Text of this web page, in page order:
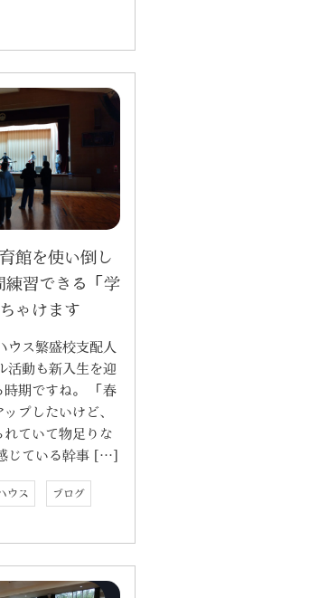
館を使い倒し
習できる「学
ゃけます
ウス繁盛校支配人
活動も新入生を迎
時期ですね。 「春
プしたいけど、
ていて物足りな
じている幹事 […]
ウス ブログ